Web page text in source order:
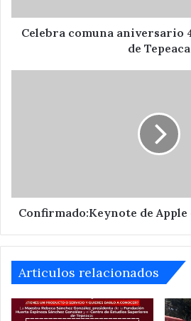
Tepeaca
Celebra comuna aniversario
de Tepeaca
Confirmado:Keynote de Apple
Articulos relacionados